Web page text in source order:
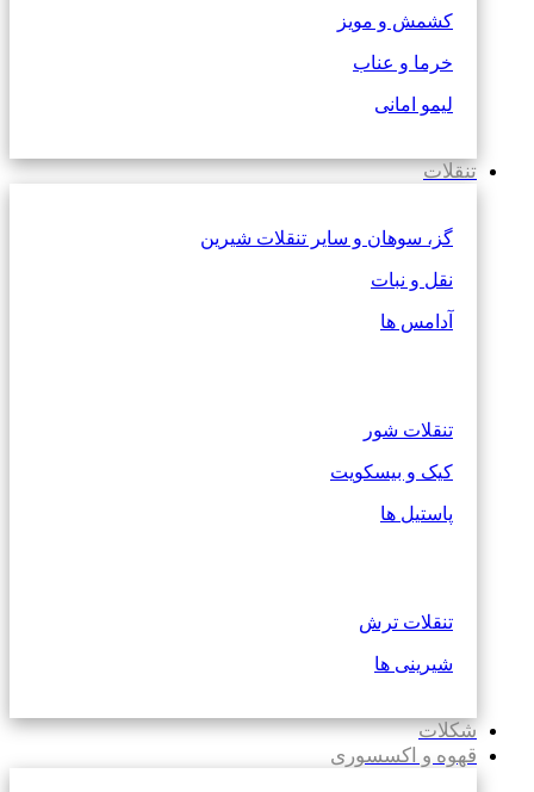
کشمش و مویز
خرما و عناب
لیمو امانی
تنقلات
گز، سوهان و سایر تنقلات شیرین
نقل و نبات
آدامس ها
تنقلات شور
کیک و بیسکویت
پاستیل ها
تنقلات ترش
شیرینی ها
شکلات
قهوه و اکسسوری